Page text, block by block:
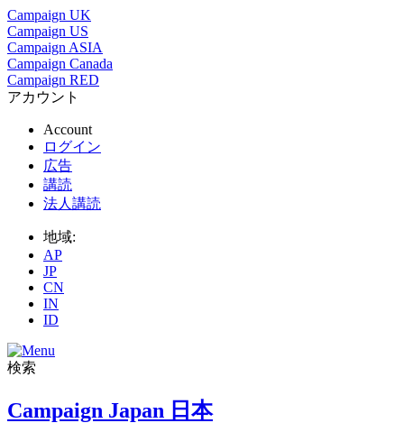
Campaign UK
Campaign US
Campaign ASIA
Campaign Canada
Campaign RED
アカウント
Account
ログイン
広告
講読
法人講読
地域:
AP
JP
CN
IN
ID
検索
Campaign Japan 日本